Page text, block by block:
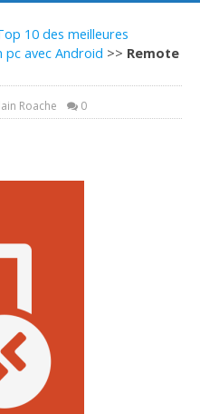
10 des meilleures
avec Android >> Remote
Roache 0